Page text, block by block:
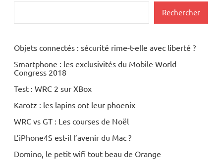
Rechercher
Objets connectés : sécurité rime-t-elle avec liberté ?
Smartphone : les exclusivités du Mobile World
Congress 2018
Test : WRC 2 sur XBox
Karotz : les lapins ont leur phoenix
WRC vs GT : Les courses de Noël
L’iPhone4S est-il l’avenir du Mac ?
Domino, le petit wifi tout beau de Orange